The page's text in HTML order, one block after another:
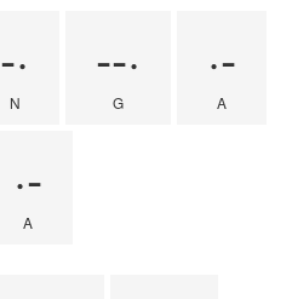
-·
N
--·
G
·-
A
·-
A